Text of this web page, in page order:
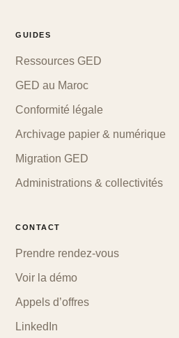
GUIDES
Ressources GED
GED au Maroc
Conformité légale
Archivage papier & numérique
Migration GED
Administrations & collectivités
CONTACT
Prendre rendez-vous
Voir la démo
Appels d’offres
LinkedIn